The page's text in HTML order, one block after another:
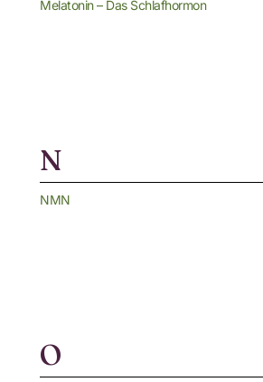
Melatonin – Das Schlafhormon
N
NMN
O